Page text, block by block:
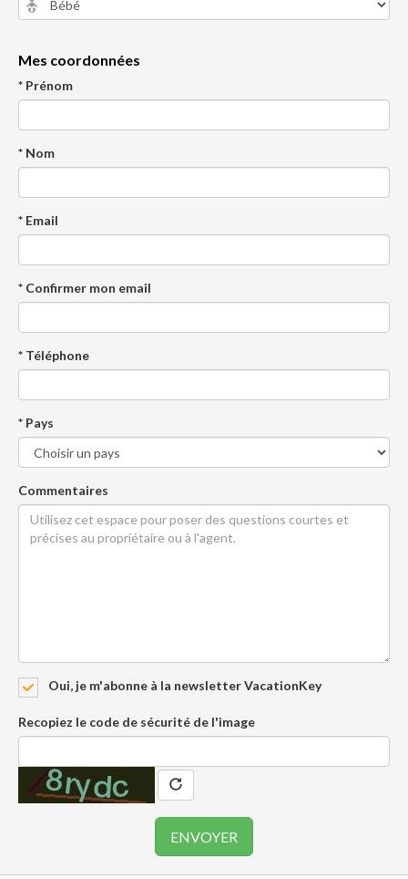
Mes coordonnées
* Prénom
* Nom
* Email
* Confirmer mon email
* Téléphone
* Pays
Commentaires
Oui, je m'abonne à la newsletter VacationKey
Recopiez le code de sécurité de l'image